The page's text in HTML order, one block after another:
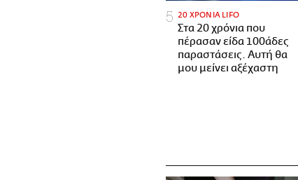
20 ΧΡΟΝΙΑ LIFO
Στα 20 χρόνια που
πέρασαν είδα 100άδες
παραστάσεις. Αυτή θα
μου μείνει αξέχαστη